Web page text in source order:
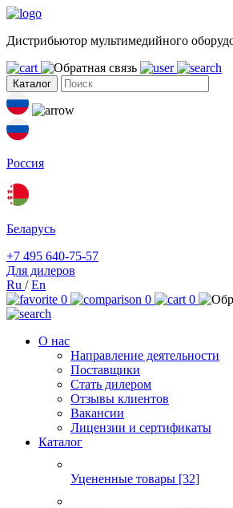
Дистрибьютор мультимедийного
Каталог
Россия
Беларусь
+7 495 640-75-57
Для дилеров
Ru /En
0
0 0
О нас
Направление деятельности
Поставщики
Стать дилером
Отзывы клиентов
Вакансии
Лицензии и сертификаты
Каталог
Уцененные товары [32]